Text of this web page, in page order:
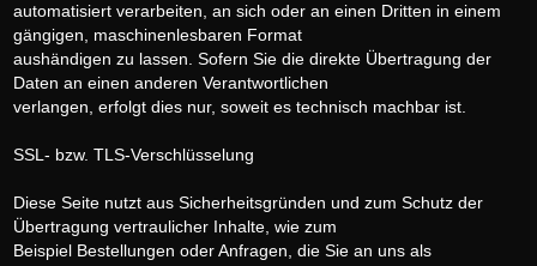
automatisiert verarbeiten, an sich oder an einen Dritten in einem
gängigen, maschinenlesbaren Format
aushändigen zu lassen. Sofern Sie die direkte Übertragung der
Daten an einen anderen Verantwortlichen
verlangen, erfolgt dies nur, soweit es technisch machbar ist.
SSL- bzw. TLS-Verschlüsselung
Diese Seite nutzt aus Sicherheitsgründen und zum Schutz der
Übertragung vertraulicher Inhalte, wie zum
Beispiel Bestellungen oder Anfragen, die Sie an uns als